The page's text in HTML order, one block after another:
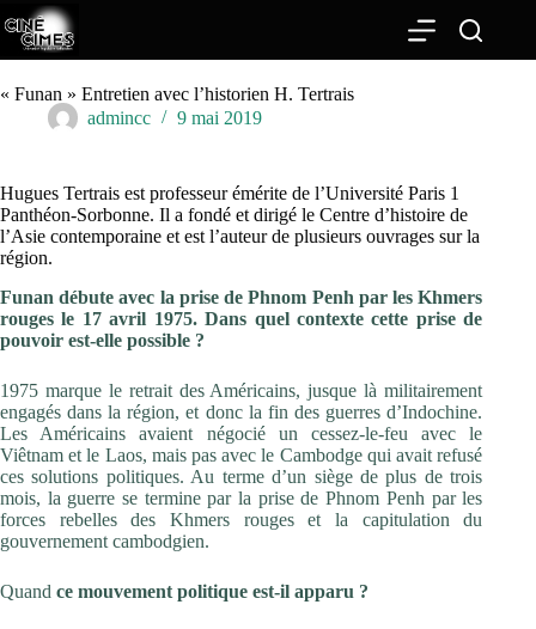
Passer
au
contenu
« Funan » Entretien avec l’historien H. Tertrais
admincc
9 mai 2019
Hugues Tertrais est professeur émérite de l’Université Paris 1
Panthéon-Sorbonne. Il a fondé et dirigé le Centre d’histoire de
l’Asie contemporaine et est l’auteur de plusieurs ouvrages sur la
région.
Funan débute avec la prise de Phnom Penh par les Khmers
rouges le 17 avril 1975. Dans quel contexte cette prise de
pouvoir est-elle possible ?
1975 marque le retrait des Américains, jusque là militairement
engagés dans la région, et donc la fin des guerres d’Indochine.
Les Américains avaient négocié un cessez-le-feu avec le
Viêtnam et le Laos, mais pas avec le Cambodge qui avait refusé
ces solutions politiques. Au terme d’un siège de plus de trois
mois, la guerre se termine par la prise de Phnom Penh par les
forces rebelles des Khmers rouges et la capitulation du
gouvernement cambodgien.
Quand ce mouvement politique est-il apparu ?